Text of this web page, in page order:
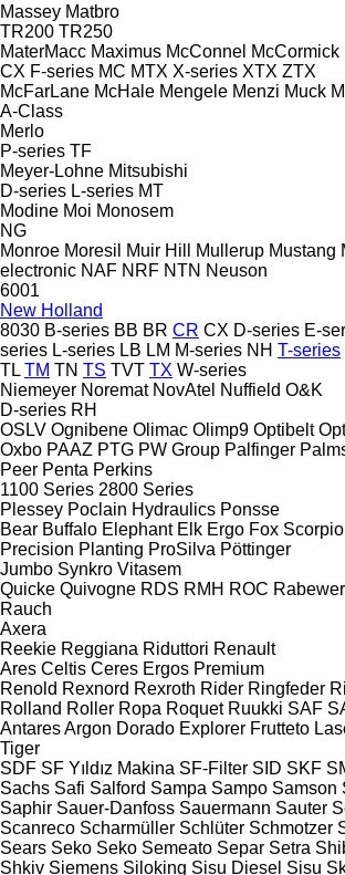
Massey Matbro
TR200 TR250
MaterMacc Maximus McConnel McCormick
CX F-series MC MTX X-series XTX ZTX
McFarLane McHale Mengele Menzi Muck
A-Class
Merlo
P-series TF
Meyer-Lohne Mitsubishi
D-series L-series MT
Modine Moi Monosem
NG
Monroe Moresil Muir Hill Mullerup Mustang
electronic NAF NRF NTN Neuson
6001
New Holland
8030 B-series BB BR CR CX D-series E-
series L-series LB LM M-series NH T-series
TL TM TN TS TVT TX W-series
Niemeyer Noremat NovAtel Nuffield O&K
D-series RH
OSLV Ognibene Olimac Olimp9 Optibelt
Oxbo PAAZ PTG PW Group Palfinger
Peer Penta Perkins
1100 Series 2800 Series
Plessey Poclain Hydraulics Ponsse
Bear Buffalo Elephant Elk Ergo Fox
Precision Planting ProSilva Pöttinger
Jumbo Synkro Vitasem
Quicke Quivogne RDS RMH ROC
Rauch
Axera
Reekie Reggiana Riduttori Renault
Ares Celtis Ceres Ergos Premium
Renold Rexnord Rexroth Rider Ringfeder
Rolland Roller Ropa Roquet Ruukki SAF
AntaresArgon Dorado Explorer Frutteto
Tiger
SDF SF Yıldız Makina SF-Filter SID SKF
Sachs Safi Salford Sampa Sampo Samson
Saphir Sauer-Danfoss Sauermann Sauter
Scanreco Scharmüller Schlüter Schmotzer
Sears Seko Seko Semeato Separ Setra
Shkiv Siemens Siloking Sisu Diesel Sisu